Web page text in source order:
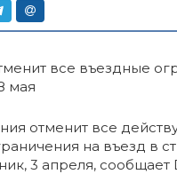
отменит все
на въезд в
3 апреля, сообщает